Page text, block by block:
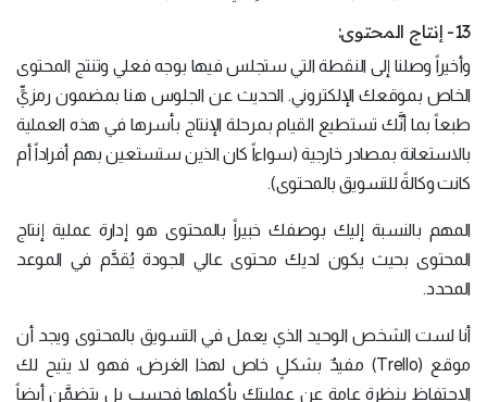
13- إنتاج المحتوى:
وأخيراً وصلنا إلى النقطة التي ستجلس فيها بوجه فعلي وتنتج المحتوى
الخاص بموقعك الإلكتروني. الحديث عن الجلوس هنا بمضمون رمزيٍّ
طبعاً بما أنَّك تستطيع القيام بمرحلة الإنتاج بأسرها في هذه العملية
بالاستعانة بمصادر خارجية (سواءاً كان الذين ستستعين بهم أفراداً أم
كانت وكالةً للتسويق بالمحتوى).
المهم بالنسبة إليك بوصفك خبيراً بالمحتوى هو إدارة عملية إنتاج
المحتوى بحيث يكون لديك محتوى عالي الجودة يُقدَّم في الموعد
المحدد.
أنا لست الشخص الوحيد الذي يعمل في التسويق بالمحتوى ويجد أن
موقع (Trello) مفيدٌ بشكلٍ خاص لهذا الغرض، فهو لا يتيح لك
الاحتفاظ بنظرة عامة عن عمليتك بأكملها فحسب بل يتضمَّن أيضاً